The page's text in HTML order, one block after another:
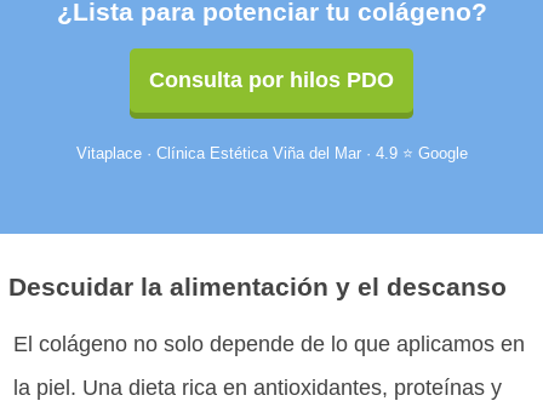
¿Lista para potenciar tu colágeno?
Consulta por hilos PDO
Vitaplace · Clínica Estética Viña del Mar · 4.9 ⭐ Google
Descuidar la alimentación y el descanso
El colágeno no solo depende de lo que aplicamos en
la piel. Una dieta rica en antioxidantes, proteínas y